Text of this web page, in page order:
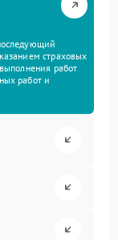
страховых
работ
работ и